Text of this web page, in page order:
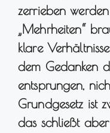
zerrieben
„Mehrheiten“
klare
dem Gedanken
entsprungen,
Grundgesetz ist
das schließt